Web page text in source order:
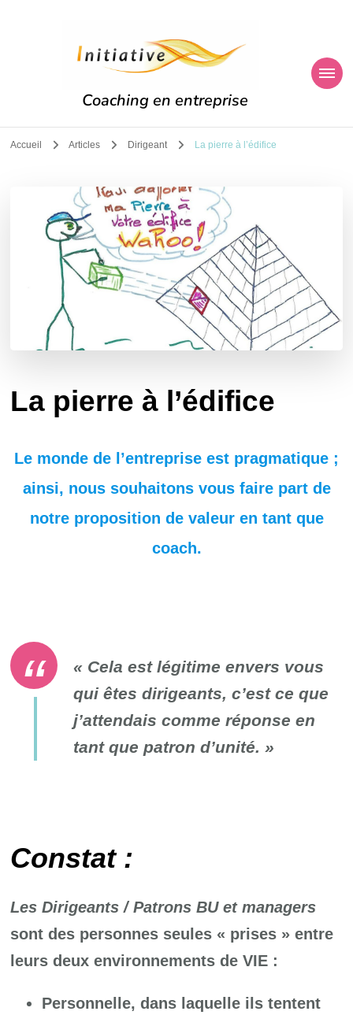
Coaching en entreprise
Accueil Articles Dirigeant La pierre à l’édifice
La pierre à l’édifice
Le monde de l’entreprise est pragmatique ;
ainsi, nous souhaitons vous faire part de
notre proposition de valeur en tant que
coach.
« Cela est légitime envers vous
qui êtes dirigeants, c’est ce que
j’attendais comme réponse en
tant que patron d’unité. »
Constat :
Les Dirigeants / Patrons BU et managers
sont des personnes seules « prises » entre
leurs deux environnements de VIE :
Personnelle, dans laquelle ils tentent